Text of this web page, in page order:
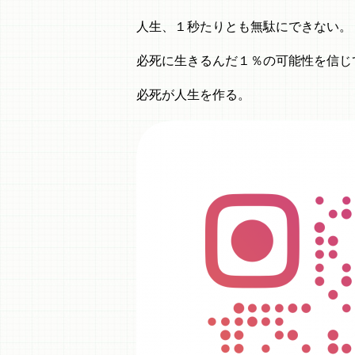
人生、１秒たりとも無駄にできない。
必死に生きるんだ１％の可能性を信じ
必死が人生を作る。